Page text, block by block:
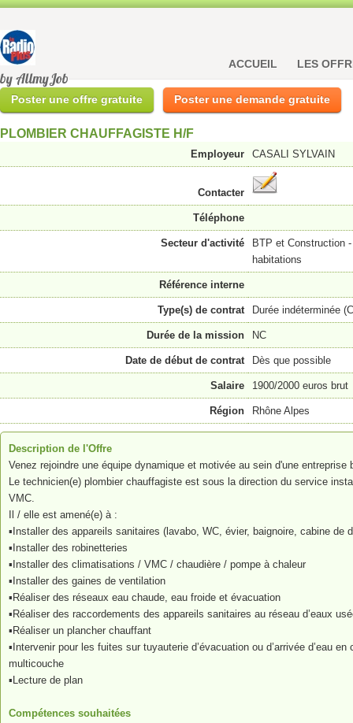
by AllmyJob
ACCUEIL LES
Poster une offre gratuite Poster une demande gratuite
PLOMBIER CHAUFFAGISTE H/F
Employeur CASALI SYLVAIN
Contacter
Téléphone
Secteur d'activité
BTP et Construction
habitations
Référence interne
Type(s) de contrat Durée indéterminée
Durée de la mission NC
Date de début de contrat Dès que possible
Salaire 1900/2000 euros brut
Région Rhône Alpes
Description de l'Offre
Venez rejoindre une équipe dynamique et motivée au sein d'une entreprise
Le technicien(e) plombier chauffagiste est sous la direction du service
VMC.
Il / elle est amené(e) à :
▪Installer des appareils sanitaires (lavabo, WC, évier, baignoire, cabine de
▪Installer des robinetteries
▪Installer des climatisations / VMC / chaudière / pompe à chaleur
▪Installer des gaines de ventilation
▪Réaliser des réseaux eau chaude, eau froide et évacuation
▪Réaliser des raccordements des appareils sanitaires au réseau d’eaux
▪Réaliser un plancher chauffant
▪Intervenir pour les fuites sur tuyauterie d’évacuation ou d’arrivée d’eau
multicouche
▪Lecture de plan
Compétences souhaitées